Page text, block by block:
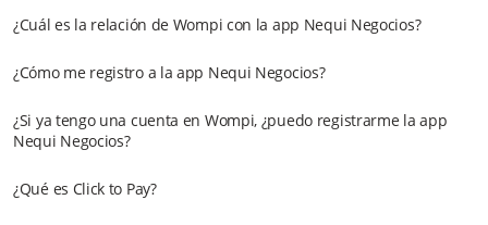
¿Cuál es la relación de Wompi con la app Nequi Negocios?
¿Cómo me registro a la app Nequi Negocios?
¿Si ya tengo una cuenta en Wompi, ¿puedo registrarme la app
Nequi Negocios?
¿Qué es Click to Pay?